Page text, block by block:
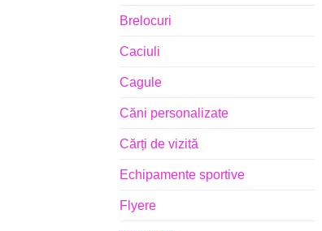
Brelocuri
Caciuli
Cagule
Căni personalizate
Cărți de vizită
Echipamente sportive
Flyere